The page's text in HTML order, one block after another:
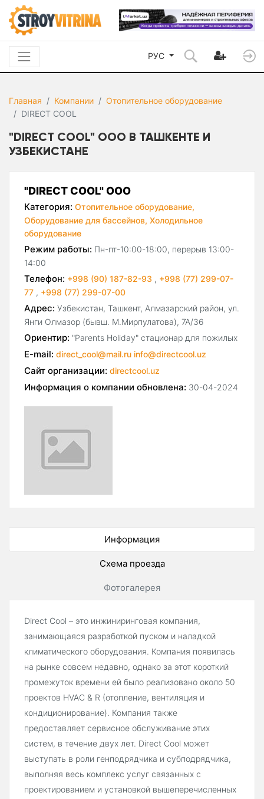
РУС
Главная Компании
Отопительное оборудование
DIRECT COOL
"DIRECT COOL" ООО В ТАШКЕНТЕ И
УЗБЕКИСТАНЕ
"DIRECT COOL" ООО
Категория: Отопительное оборудование,
Оборудование для бассейнов, Холодильное
оборудование
Режим работы: Пн-пт-10:00-18:00, перерыв 13:00-
14:00
Телефон: +998 (90) 187-82-93 , +998 (77) 299-07-
77 , +998 (77) 299-07-00
Адрес: Узбекистан, Ташкент, Алмазарский район, ул.
Янги Олмазор (бывш. М.Мирпулатова), 7А/36
Ориентир: "Parents Holiday" стационар для пожилых
E-mail: direct_cool@mail.ru info@directcool.uz
Сайт организации: directcool.uz
Информация о компании обновлена: 30-04-2024
Информация
Схема проезда
Фотогалерея
Direct Cool – это инжиниринговая компания,
занимающаяся разработкой пуском и наладкой
климатического оборудования. Компания появилась
на рынке совсем недавно, однако за этот короткий
промежуток времени ей было реализовано около 50
проектов HVAC & R (отопление, вентиляция и
кондиционирование). Компания также
предоставляет сервисное обслуживание этих
систем, в течение двух лет. Direct Cool может
выступать в роли генподрядчика и субподрядчика,
выполняя весь комплекс услуг связанных с
проектированием и установкой вышеперечисленных